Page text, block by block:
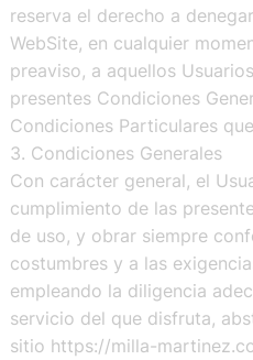
reserva el derecho a
WebSite, en cualquier
preaviso, a aquellos
presentes Condiciones
Condiciones Particulares
3. Condiciones Generales
Con carácter general, el
cumplimiento de las
de uso, y obrar siempre
costumbres y a las
empleando la diligencia
servicio del que disfruta,
sitio https://milla-